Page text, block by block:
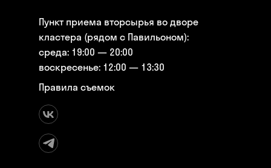
Пункт приема вторсырья во дворе
кластера (рядом с Павильоном):
среда: 19:00 — 20:00
воскресенье: 12:00 — 13:30
Правила съемок